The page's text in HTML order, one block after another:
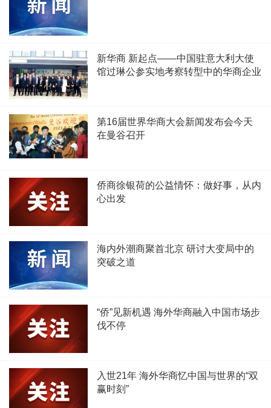
新华商 新起点——中国驻意大利大使
馆过琳公参实地考察转型中的华商企业
第16届世界华商大会新闻发布会今天
在曼谷召开
侨商徐银荷的公益情怀：做好事，从内
心出发
海内外潮商聚首北京 研讨大变局中的
突破之道
“侨”见新机遇 海外华商融入中国市场步
伐不停
入世21年 海外华商忆中国与世界的“双
赢时刻”